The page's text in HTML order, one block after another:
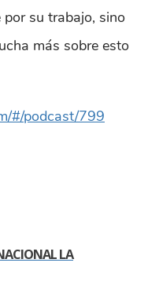
su trabajo, sino
más sobre esto
#/podcast/799
LA